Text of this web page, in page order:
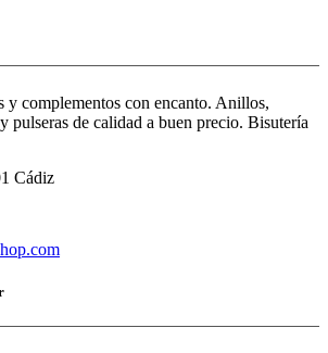
y complementos con encanto. Anillos,
pulseras de calidad a buen precio. Bisutería
Cádiz